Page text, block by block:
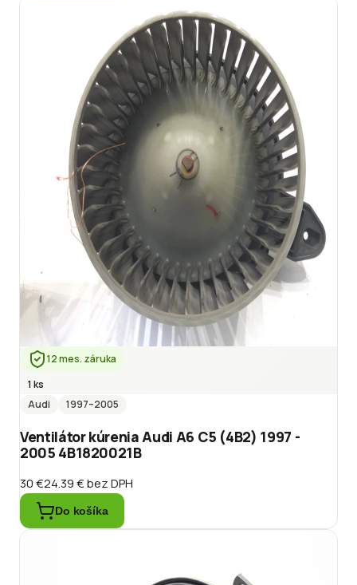
12 mes. záruka
1 ks
Audi
1997–2005
Ventilátor kúrenia Audi A6 C5 (4B2) 1997 -
2005 4B1820021B
30 €24.39 €bez DPH
Do košíka